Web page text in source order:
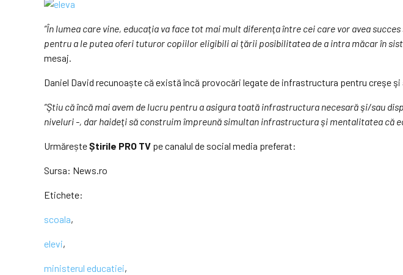
”În lumea care vine, educaţia va face tot mai mult diferenţa între cei care vor avea
pentru a le putea oferi tuturor copiilor eligibili ai ţării posibilitatea de a intra măcar în
mesaj.
Daniel David recunoaște că există încă provocări legate de infrastructura pentru creşe
”Ştiu că încă mai avem de lucru pentru a asigura toată infrastructura necesară şi/sau
niveluri -, dar haideţi să construim împreună simultan infrastructura şi mentalitatea că
UrmăreșteȘtirile PRO TV pe canalul de social media preferat:
Sursa: News.ro
Etichete:
scoala,
elevi,
ministerul educatiei,